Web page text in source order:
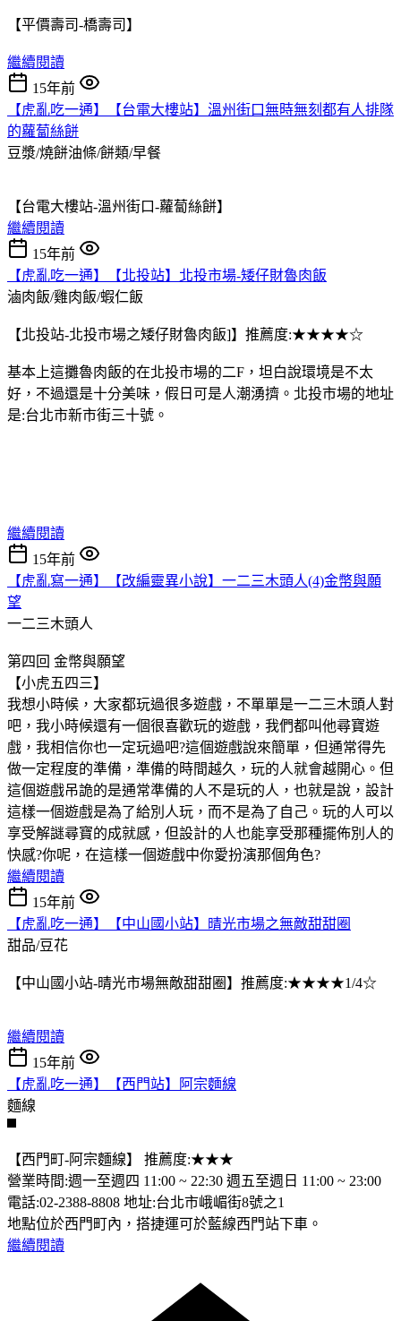
【平價壽司-橋壽司】
繼續閱讀
15年前
【虎亂吃一通】【台電大樓站】溫州街口無時無刻都有人排隊
的蘿蔔絲餅
豆漿/燒餅油條/餅類/早餐
【台電大樓站-溫州街口-蘿蔔絲餅】
繼續閱讀
15年前
【虎亂吃一通】【北投站】北投市場-矮仔財魯肉飯
滷肉飯/雞肉飯/蝦仁飯
【北投站-北投市場之矮仔財魯肉飯]】推薦度:★★★★☆
基本上這攤魯肉飯的在北投市場的二F，坦白說環境是不太
好，不過還是十分美味，假日可是人潮湧擠。北投市場的地址
是:台北市新市街三十號。
繼續閱讀
15年前
【虎亂寫一通】【改編靈異小說】一二三木頭人(4)金幣與願
望
一二三木頭人
第四回 金幣與願望
【小虎五四三】
我想小時候，大家都玩過很多遊戲，不單單是一二三木頭人對
吧，我小時候還有一個很喜歡玩的遊戲，我們都叫他尋寶遊
戲，我相信你也一定玩過吧?這個遊戲說來簡單，但通常得先
做一定程度的準備，準備的時間越久，玩的人就會越開心。但
這個遊戲吊詭的是通常準備的人不是玩的人，也就是說，設計
這樣一個遊戲是為了給別人玩，而不是為了自己。玩的人可以
享受解謎尋寶的成就感，但設計的人也能享受那種擺佈別人的
快感?你呢，在這樣一個遊戲中你愛扮演那個角色?
繼續閱讀
15年前
【虎亂吃一通】【中山國小站】晴光市場之無敵甜甜圈
甜品/豆花
【中山國小站-晴光市場無敵甜甜圈】推薦度:★★★★1/4☆
繼續閱讀
15年前
【虎亂吃一通】【西門站】阿宗麵線
麵線
【西門町-阿宗麵線】 推薦度:★★★
營業時間:週一至週四 11:00 ~ 22:30 週五至週日 11:00 ~ 23:00
電話:02-2388-8808 地址:台北市峨嵋街8號之1
地點位於西門町內，搭捷運可於藍線西門站下車。
繼續閱讀